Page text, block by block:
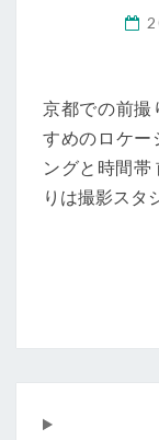
京都での前撮
すめのロケー
ングと時間帯
りは撮影スタ